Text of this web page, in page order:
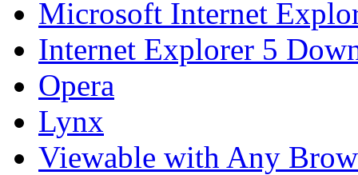
Microsoft Internet
Internet Explorer 5
Opera
Lynx
Viewable with Any